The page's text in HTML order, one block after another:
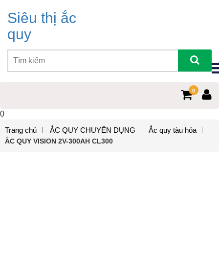
Siêu thị ắc
quy
0
0
Trang chủ
ẮC QUY CHUYÊN DỤNG Ắc quy tàu hỏa
ẮC QUY VISION 2V-300AH CL300